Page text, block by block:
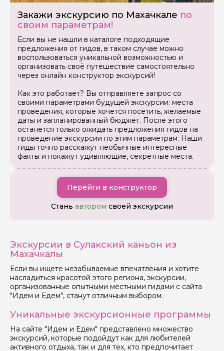
Закажи экскурсию по Махачкале по
своим параметрам!
Если вы не нашли в каталоге подходящие
предложения от гидов, в таком случае можно
воспользоваться уникальной возможностью и
организовать своё путешествие самостоятельно
через онлайн конструктор экскурсий!
Как это работает? Вы отправляете запрос со
своими параметрами будущей экскурсии: места
проведения, которые хочется посетить, желаемые
даты и запланированный бюджет. После этого
останется только ожидать предложения гидов на
проведение экскурсии по этим параметрам. Наши
гиды точно расскажут необычные интересные
факты и покажут удивляющие, секретные места.
Перейти в конструктор
Стань автором своей экскурсии
Экскурсии в Сулакский каньон из
Махачкалы
Если вы ищете незабываемые впечатления и хотите
насладиться красотой этого региона, экскурсии,
организованные опытными местными гидами с сайта
"Идем и Едем", станут отличным выбором.
Уникальные экскурсионные программы
На сайте "Идем и Едем" представлено множество
экскурсий, которые подойдут как для любителей
активного отдыха, так и для тех, кто предпочитает
Задайте свой вопрос гиду
Как вас зовут
Если у вас есть интересующие вопросы, можете их
задать
Я даю своё согласие на обработку персональных
данных